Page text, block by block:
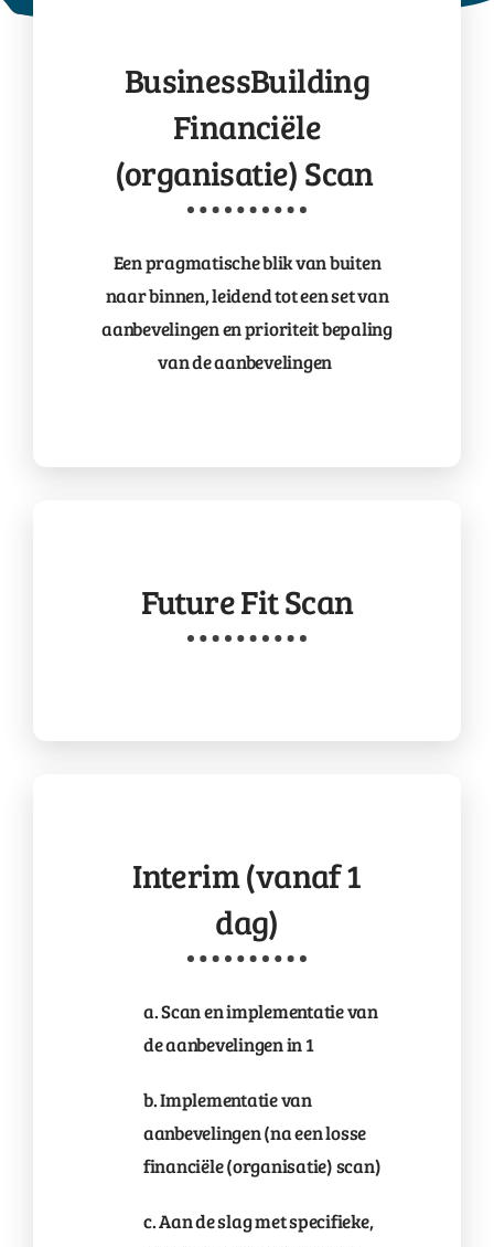
BusinessBuilding
Financiële
(organisatie) Scan
Een pragmatische blik van buiten
naar binnen, leidend tot een set van
aanbevelingen enprioriteitbepaling
van de aanbevelingen
Future Fit Scan
Interim (vanaf 1
dag)
a. Scan en implementatie van
de aanbevelingen in 1
b. Implementatie van
aanbevelingen (na een losse
financiële (organisatie) scan)
c. Aan de slag met specifieke,